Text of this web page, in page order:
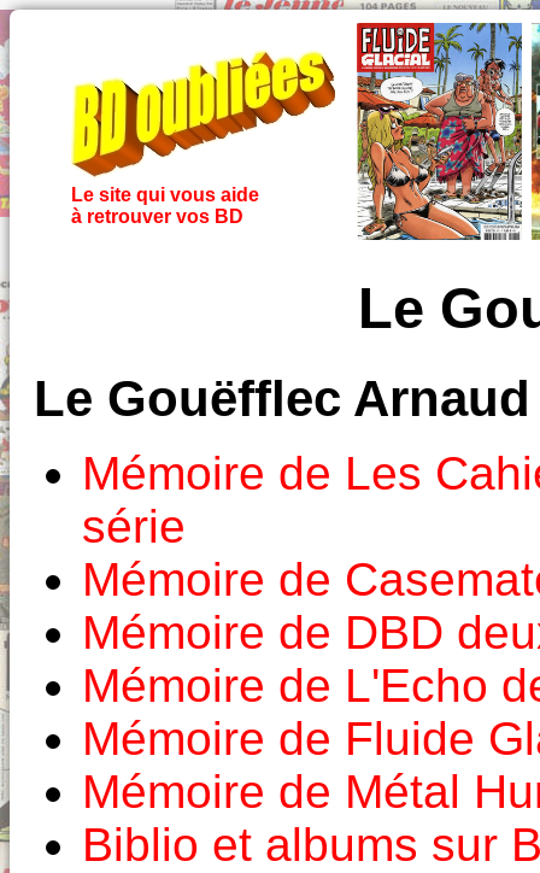
Le site qui vous aide
à retrouver vos BD
Le
Le Gouëfflec
Mémoire de Les
série
Mémoire de
Mémoire de DBD
Mémoire de L'Echo
Mémoire de Fluide
Mémoire de Métal
Biblio et albums sur